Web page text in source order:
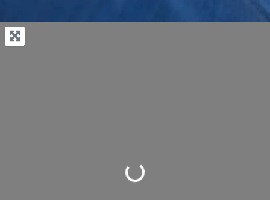
Loading...